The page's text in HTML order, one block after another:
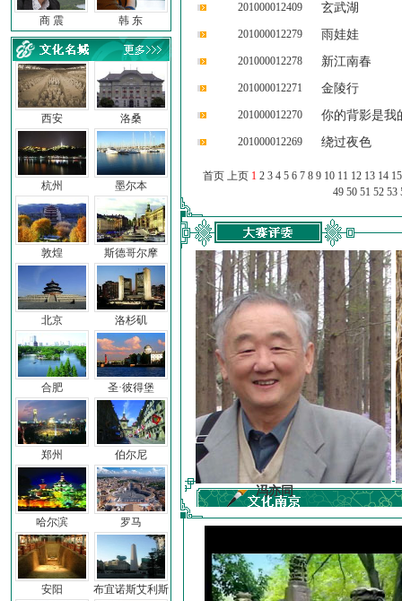
商 震 韩 东
西安
杭州
敦煌
北京
合肥
郑州
哈尔滨
安阳
洛桑
墨尔本
斯德哥尔摩
洛杉矶
圣·彼得堡
伯尔尼
罗马
布宜诺斯艾利斯
201000012409 玄武湖
201000012279 雨娃娃
201000012278 新江南春
201000012271 金陵行
201000012270 你的背影是我
201000012269 绕过夜色
首页 上页 1 2 3 4 5 6 7 8 9 10 11 12 13 14 15
49 50 51 52 53
冯亦同